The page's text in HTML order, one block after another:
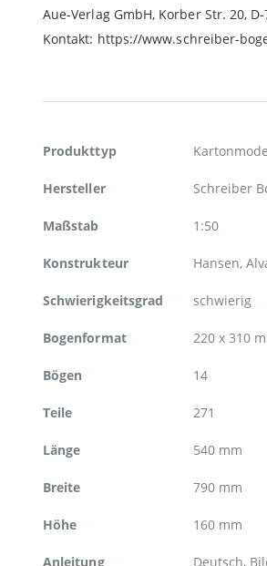
Aue-Verlag GmbH, Korber Str. 20,
Kontakt: https://www.schreiber-
Weitere
Produkttyp
Hersteller Schreiber
Maßstab 1:50
Konstrukteur Hansen,
Schwierigkeitsgrad schwierig
Bogenformat 220 x 310
Bögen 14
Teile 271
Länge 540 mm
Breite 790 mm
Höhe 160 mm
Anleitung Deutsch,